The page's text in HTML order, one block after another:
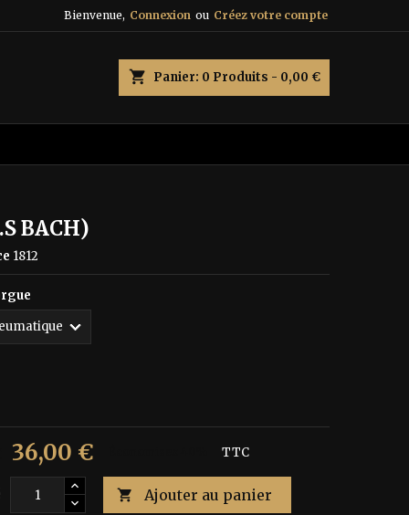
Bienvenue, Connexion ou Créez votre compte
shopping_cart Panier: 0 Produits - 0,00 €
BACH)
1812
36,00 € TTC
 Ajouter au panier